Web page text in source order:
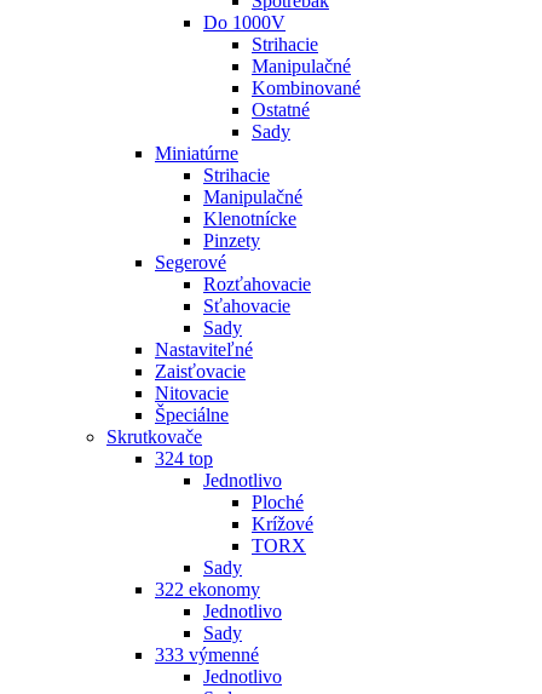
Do 1000V
Strihacie
Manipulačné
Kombinované
Ostatné
Sady
Miniatúrne
Strihacie
Manipulačné
Klenotnícke
Pinzety
Segerové
Rozťahovacie
Sťahovacie
Sady
Nastaviteľné
Zaisťovacie
Nitovacie
Špeciálne
Skrutkovače
324 top
Jednotlivo
Ploché
Krížové
TORX
Sady
322 ekonomy
Jednotlivo
Sady
333 výmenné
Jednotlivo